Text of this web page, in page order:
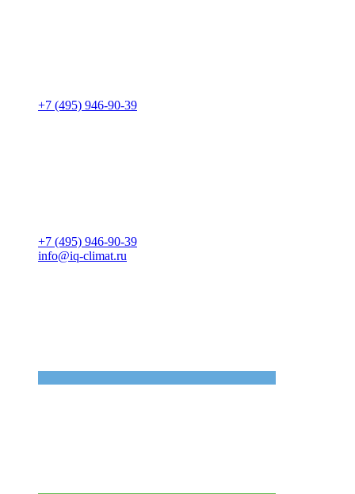
+7 (495) 946-90-39
+7 (495) 946-90-39
info@iq-climat.ru